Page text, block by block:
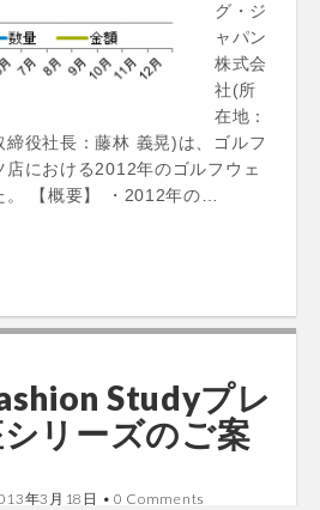
グ・ジ
ャパン
株式会
社(所
在地：
役社長：藤林 義晃)は、ゴルフ
店における2012年のゴルフウェ
。 【概要】 ・2012年の…
Studyプレ
リーズのご案
年3月18日 • 0 Comments